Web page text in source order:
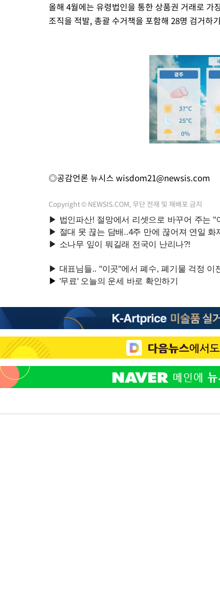
올해 4월에는 유령법인을 통한 상품권 거래로
조직을 적발, 총괄 수거책을 포함해 28명 검거하
◎공감언론 뉴시스 wisdom21@newsis.com
Copyright © NEWSIS.COM, 무단 전재 및 재배포 금지